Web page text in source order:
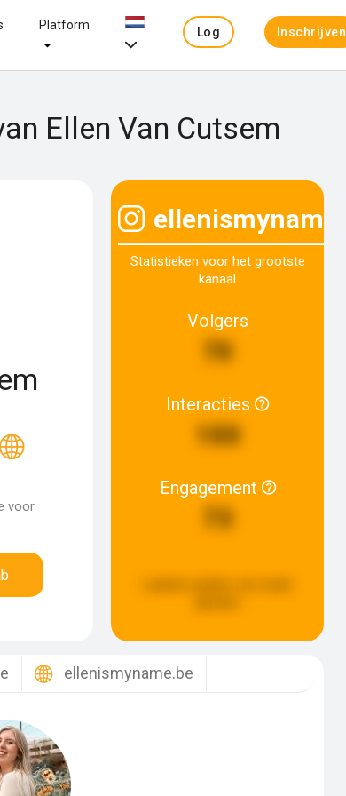
Platform
Log
Inschrijven
Ellen Van Cutsem
voor
ellenismynamex
Statistieken voor het grootste
kanaal
Volgers
70
Interacties
100
Engagement
73
ellenismyname.be